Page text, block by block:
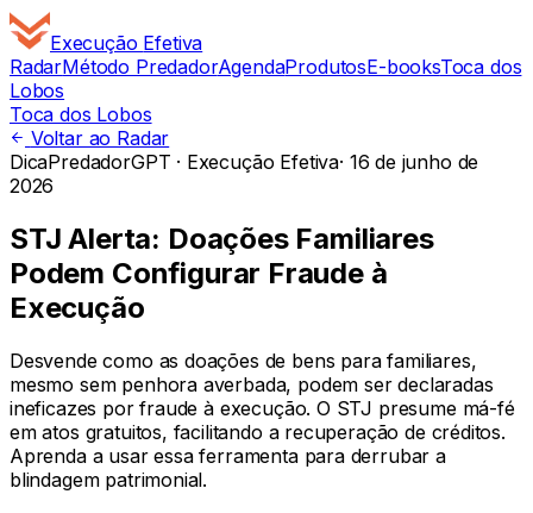
Execução Efetiva
RadarMétodo PredadorAgendaProdutosE-booksToca dos
Lobos
Toca dos Lobos
Voltar ao Radar
DicaPredadorGPT · Execução Efetiva· 16 de junho de
2026
STJ Alerta: Doações Familiares
Podem Configurar Fraude à
Execução
Desvende como as doações de bens para familiares,
mesmo sem penhora averbada, podem ser declaradas
ineficazes por fraude à execução. O STJ presume má-fé
em atos gratuitos, facilitando a recuperação de créditos.
Aprenda a usar essa ferramenta para derrubar a
blindagem patrimonial.